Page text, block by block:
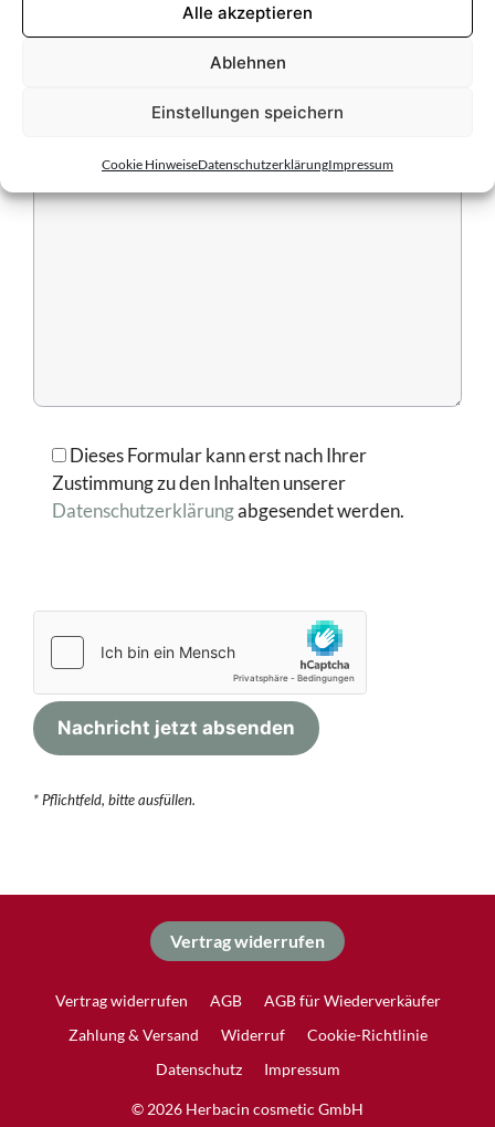
Alle akzeptieren
Ablehnen
Einstellungen speichern
Cookie HinweiseDatenschutzerklärungImpressum
Dieses Formular kann erst nach Ihrer
Zustimmung zu den Inhalten unserer
Datenschutzerklärungabgesendet werden.
* Pflichtfeld, bitte ausfüllen.
Vertrag widerrufen
Vertrag widerrufen AGB
AGB für Wiederverkäufer
Zahlung & Versand
Widerruf
Cookie-Richtlinie
Datenschutz
Impressum
© 2026 Herbacin cosmetic GmbH